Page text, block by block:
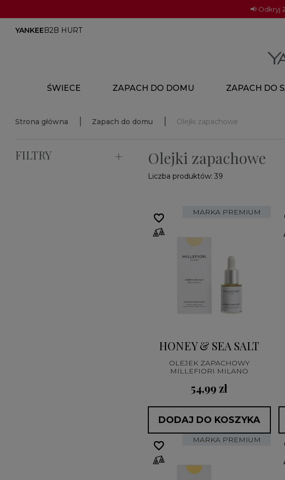
📢 Odkryj
YANKEEB2B HURT
ŚWIECE ZAPACH DO DOMU ZAPACH DO
Strona główna Zapach do domu Olejki zapachowe
FILTRY Olejki zapachowe
Liczba produktów: 39
MARKA PREMIUM
HONEY & SEA SALT
OLEJEK ZAPACHOWY
MILLEFIORI MILANO
54,99 zł
DODAJ DO KOSZYKA
favorite_border
favorite_border
MARKA PREMIUM
favorite_border
favorite_border